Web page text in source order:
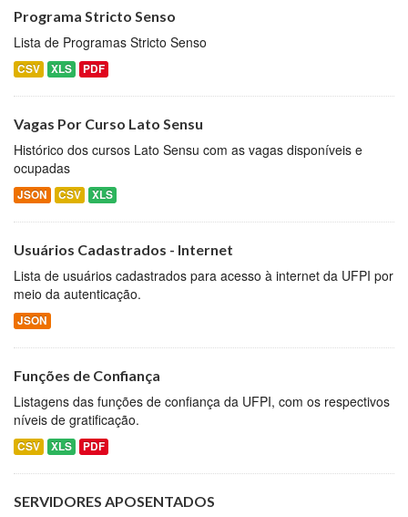
Programa Stricto Senso
Lista de Programas Stricto Senso
CSV XLS PDF
Vagas Por Curso Lato Sensu
Histórico dos cursos Lato Sensu com as vagas disponíveis e
ocupadas
JSON CSV XLS
Usuários Cadastrados - Internet
Lista de usuários cadastrados para acesso à internet da UFPI por
meio da autenticação.
JSON
Funções de Confiança
Listagens das funções de confiança da UFPI, com os respectivos
níveis de gratificação.
CSV XLS PDF
SERVIDORES APOSENTADOS